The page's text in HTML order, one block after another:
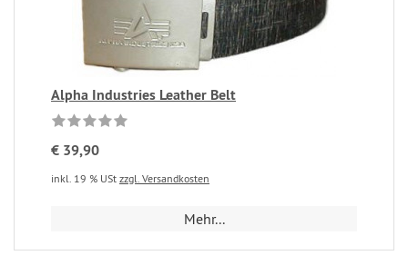
Alpha Industries Leather Belt
€ 39,90
inkl. 19 % USt zzgl. Versandkosten
Mehr...